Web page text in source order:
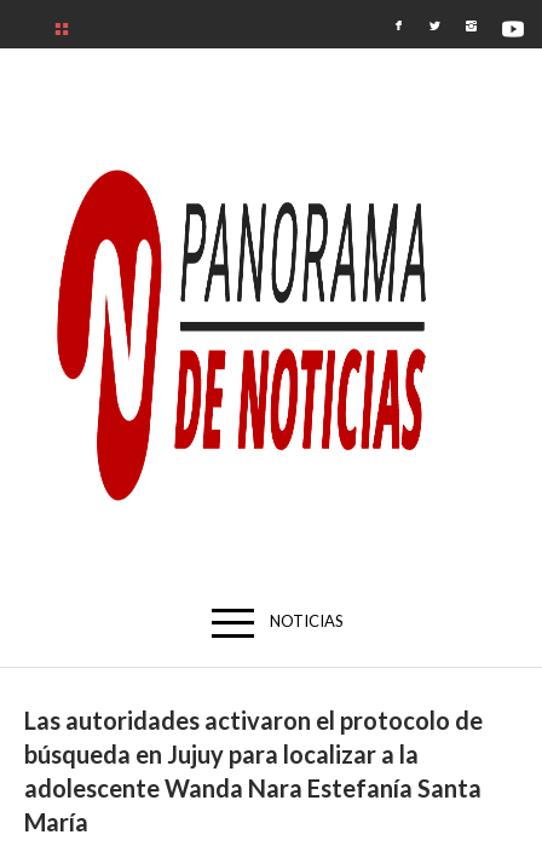
NOTICIAS
Las autoridades activaron el protocolo de
búsqueda en Jujuy para localizar a la
adolescente Wanda Nara Estefanía Santa
María